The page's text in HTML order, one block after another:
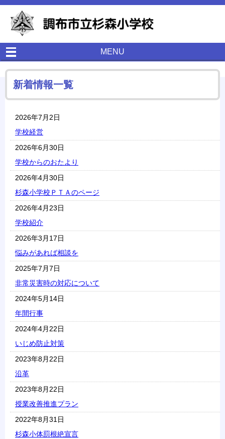
MENU
新着情報一覧
2026年7月2日
学校経営
2026年6月30日
学校からのおたより
2026年4月30日
杉森小学校ＰＴＡのページ
2026年4月23日
学校紹介
2026年3月17日
悩みがあれば相談を
2025年7月7日
非常災害時の対応について
2024年5月14日
年間行事
2024年4月22日
いじめ防止対策
2023年8月22日
沿革
2023年8月22日
授業改善推進プラン
2022年8月31日
杉森小体罰根絶宣言